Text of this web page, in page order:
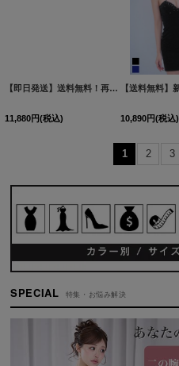
【即日発送】送料無料！再入荷!グリッターラメキャミロングドレス/キャミ/チェーン/スリット/谷間見せ/ロングドレス/ キャバドレス【XS-XLサイズ/4カラー】[OF01] 【SB】dzj
11,880円(税込) 10,890円(税込)
1 2 3
SPECIAL 特集・お悩み解決